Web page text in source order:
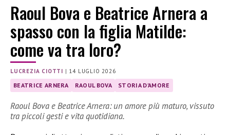
Raoul Bova e Beatrice Arnera a
spasso con la figlia Matilde:
come va tra loro?
LUCREZIA CIOTTI | 14 LUGLIO 2026
BEATRICE ARNERA RAOUL BOVA STORIA D'AMORE
Raoul Bova e Beatrice Arnera: un amore più maturo, vissuto
tra piccoli gesti e vita quotidiana.